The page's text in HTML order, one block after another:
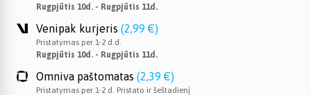
Rugpjūtis 10d. - Rugpjūtis 11d.
Venipak kurjeris (2,99 €)
Pristatymas per 1-2 d.d.
Rugpjūtis 10d. - Rugpjūtis 11d.
Omniva paštomatas (2,39 €)
Pristatymas per 1-2 d. Pristato ir šeštadienį